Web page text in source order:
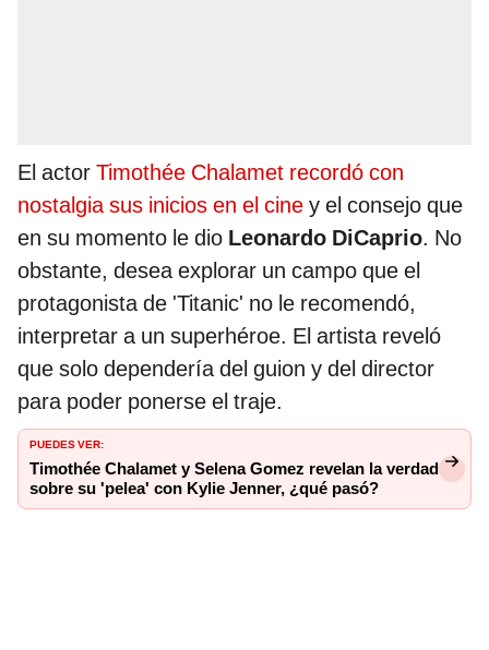
El actor Timothée Chalamet recordó con
nostalgia sus inicios en el cine y el consejo que
en su momento le dio Leonardo DiCaprio. No
obstante, desea explorar un campo que el
protagonista de 'Titanic' no le recomendó,
interpretar a un superhéroe. El artista reveló
que solo dependería del guion y del director
para poder ponerse el traje.
PUEDES VER:
Timothée Chalamet y Selena Gomez revelan la verdad
sobre su 'pelea' con Kylie Jenner, ¿qué pasó?